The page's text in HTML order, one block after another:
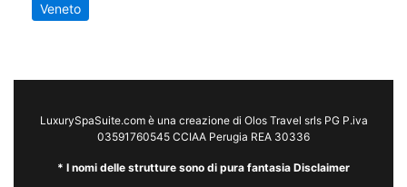
Veneto
LuxurySpaSuite.com è una creazione di Olos Travel srls PG P.iva
03591760545 CCIAA Perugia REA 30336
* I nomi delle strutture sono di pura fantasia Disclaimer